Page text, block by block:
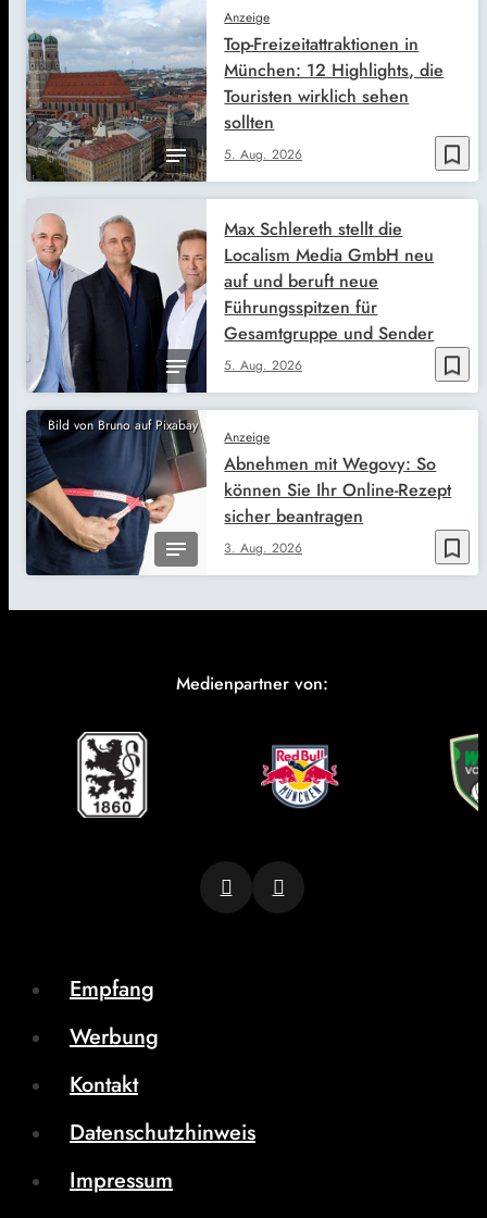
bookmark_border
Anzeige
5. Aug. 2026
Top-Freizeitattraktionen in
München: 12 Highlights, die
Touristen wirklich sehen
sollten
bookmark_border
5. Aug. 2026
Max Schlereth stellt die
Localism Media GmbH neu
auf und beruft neue
Führungsspitzen für
Gesamtgruppe und Sender
Bild von Bruno auf Pixabay
bookmark_border
Anzeige
3. Aug. 2026
Abnehmen mit Wegovy: So
können Sie Ihr Online-Rezept
sicher beantragen
Medienpartner von:
Empfang
Werbung
Kontakt
Datenschutzhinweis
Impressum